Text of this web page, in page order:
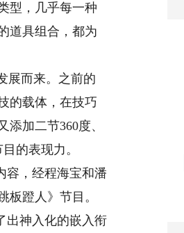
型，几乎每一种
道具组合，都为
展而来。之前的
的载体，在技巧
加二节360度、
的表现力。
，经程海宝和潘
蹬人》节目。
出神入化的嵌入衔